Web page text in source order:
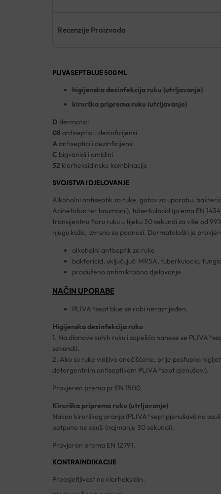
Recenzije Proizvoda
PLIVASEPT BLUE 500 ML
higijenska dezinfekcija ruku (utrljavanje)
kirurška priprema ruku (utrljavanje)
D dermatici
08 antiseptici i dezinficijensi
Aantiseptici i dezinficijensi
C bigvanidi i amidini
52 klorheksidinske kombinacije
SVOJSTVA I DJELOVANJE
Alkoholni antiseptik za ruke, gotov za uporabu,
Acinetobacter baumanii), tuberkulocid (prema EN
transijentnu floru ruku u tijeku 30 sekundi za više od
njegu kože, izvrsno se podnosi. Dermatološki je
alkoholni antiseptik za ruke
baktericid, uključujući MRSA, tuberkulocid,
produženo antimikrobno djelovanje
NAČIN UPORABE
PLIVA®sept blue se rabi nerazrijeđen.
Higijenska dezinfekcija ruku
1. Na dlanove suhih ruku i zapešća nanese se
sekundi).
2. Ako su ruke vidljivo onečišćene, prije postupka
detergentnim antiseptikom PLIVA®sept pjenušavi).
Provjeren prema pr EN 1500.
Kirurška priprema ruku (utrljavanje)
Nakon kirurškog pranja (PLIVA®sept pjenušavi) na
potpuno ne osuši (najmanje 30 sekundi).
Provjeren prema EN 12791.
KONTRAINDIKACIJE
Preosjetljivost na klorheksidin.